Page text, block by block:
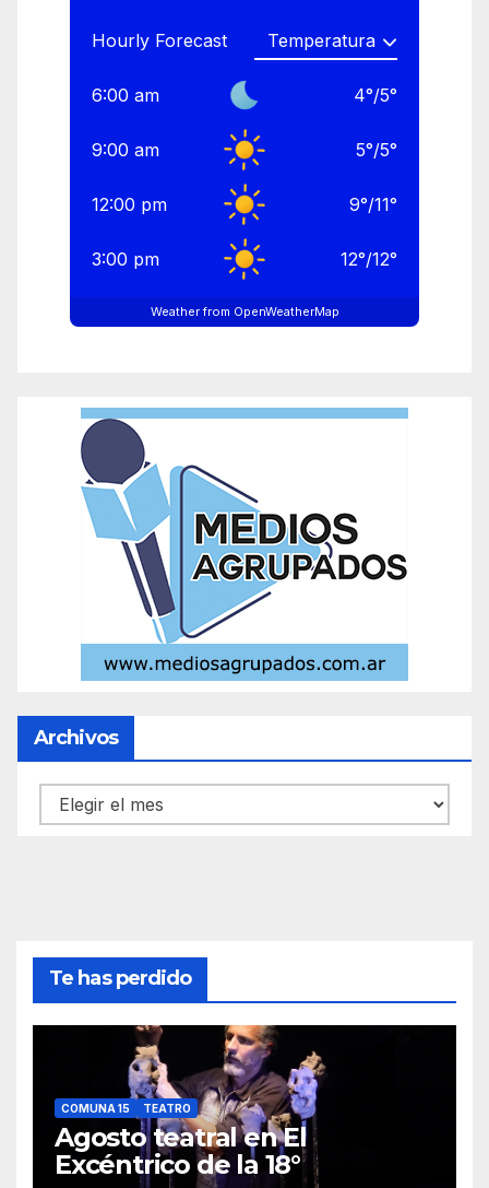
Hourly Forecast
6:00 am 4°/5°
9:00 am 5°/5°
12:00 pm 9°/11°
3:00 pm 12°/12°
Weather from OpenWeatherMap
Archivos
Archivos
Te has perdido
COMUNA 15 TEATRO
Agosto teatral en El
Excéntrico de la 18°